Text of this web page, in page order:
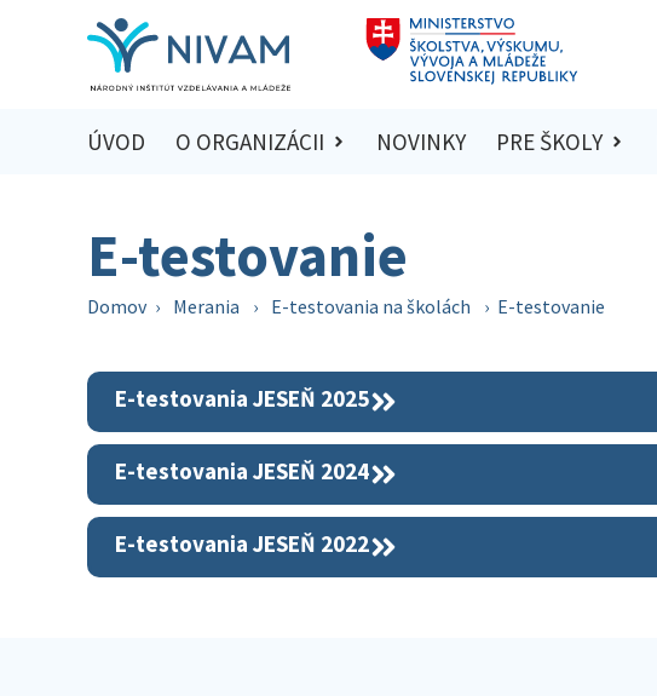
ÚVOD O ORGANIZÁCII NOVINKY PRE ŠKOLY
E-testovanie
Domov › Merania › E-testovania na školách › E-testovanie
E-testovania JESEŇ 2025
E-testovania JESEŇ 2024
E-testovania JESEŇ 2022